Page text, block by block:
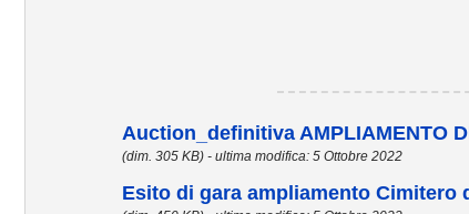
Auction_definitiva AMPLIAMENTO
(dim. 305 KB) - ultima modifica: 5 Ottobre 2022
Esito di gara ampliamento Cimitero